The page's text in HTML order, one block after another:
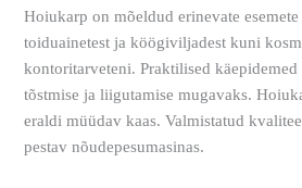
Hoiukarp on mõeldud erinevate
toiduainetest ja köögiviljadest kuni
kontoritarveteni. Praktilised
tõstmise ja liigutamise mugavaks.
eraldi müüdav kaas. Valmistatud
pestav nõudepesumasinas.